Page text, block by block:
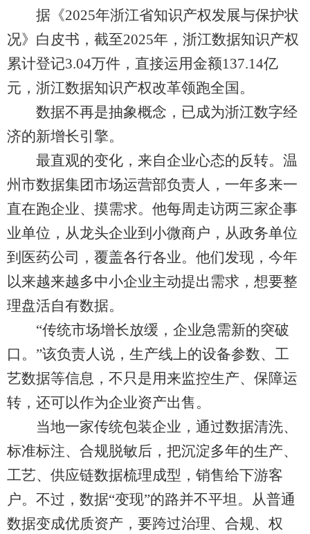
据《2025年浙江省知识产权发展与保护状
况》白皮书，截至2025年，浙江数据知识产权
累计登记3.04万件，直接运用金额137.14亿
元，浙江数据知识产权改革领跑全国。
数据不再是抽象概念，已成为浙江数字经
济的新增长引擎。
最直观的变化，来自企业心态的反转。温
州市数据集团市场运营部负责人，一年多来一
直在跑企业、摸需求。他每周走访两三家企事
业单位，从龙头企业到小微商户，从政务单位
到医药公司，覆盖各行各业。他们发现，今年
以来越来越多中小企业主动提出需求，想要整
理盘活自有数据。
“传统市场增长放缓，企业急需新的突破
口。”该负责人说，生产线上的设备参数、工
艺数据等信息，不只是用来监控生产、保障运
转，还可以作为企业资产出售。
当地一家传统包装企业，通过数据清洗、
标准标注、合规脱敏后，把沉淀多年的生产、
工艺、供应链数据梳理成型，销售给下游客
户。不过，数据“变现”的路并不平坦。从普通
数据变成优质资产，要跨过治理、合规、权